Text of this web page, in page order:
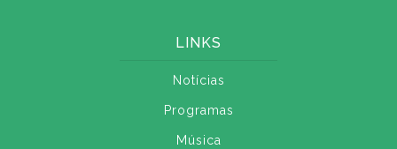
LINKS
Notícias
Programas
Música